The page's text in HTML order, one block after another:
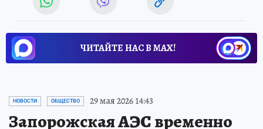
ЧИТАЙТЕ НАС В МАХ!
НОВОСТИ ОБЩЕСТВО 29 мая 2026 14:43
Запорожская АЭС временно